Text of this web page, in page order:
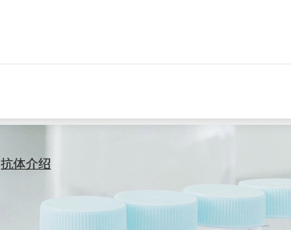
抗体介绍
抗体介绍